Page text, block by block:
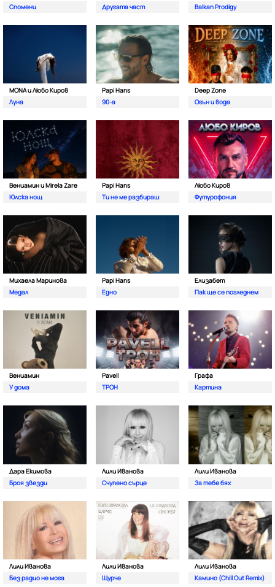
Спомени
Другата част
Balkan Prodigy
MONA и Любо Киров
Луна
Papi Hans
90-а
Deep Zone
Oгън и вода
Вениамин и Mirela Zare
Юлска нощ
Papi Hans
Ти не ме разбираш
Любо Киров
Футурофония
Михаела Маринова
Медал
Papi Hans
Едно
Елизабет
Пак ще се погледнем
Вениамин
У дома
Pavell
ТРОН
Графа
Картина
Дара Екимова
Броя звезди
Лили Иванова
Счупено сърце
Лили Иванова
За тебе бях
Лили Иванова
Без радио не мога
Лили Иванова
Щурче
Лили Иванова
Камино (Chill Out Remix)